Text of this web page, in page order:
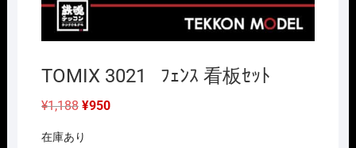
TOMIX 3021 ﾌｪﾝｽ 看板ｾｯﾄ
¥1,188 元
格
¥950現
在庫あり